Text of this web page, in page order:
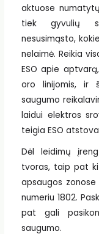
aktuose
tiek gyvulių
nesusimąsto,
nelaimė. Reikia
ESO apie
oro linijomis, ir
saugumo
laidui elektros
teigia ESO
Dėl leidimų
tvoras, taip pat
apsaugos
numeriu 1802.
pat gali
saugumo.